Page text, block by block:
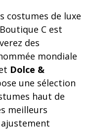
costumes de luxe
C est
des
mondiale
Dolce &
une sélection
haut de
meilleurs